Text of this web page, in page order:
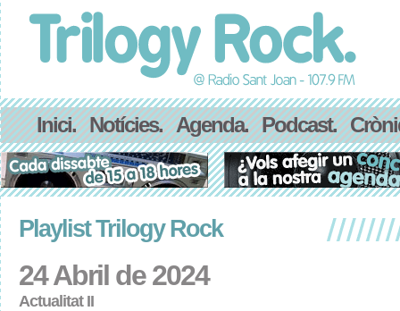
Inici. Notícies. Agenda. Podcast.
Playlist Trilogy Rock
24 Abril de 2024
Actualitat II